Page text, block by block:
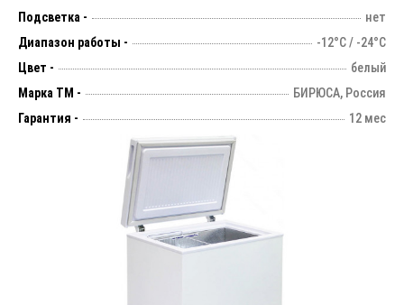
Подсветка -
нет
Диапазон работы -
-12°С / -24°С
Цвет -
белый
Марка ТМ -
БИРЮСА, Россия
Гарантия -
12 мес